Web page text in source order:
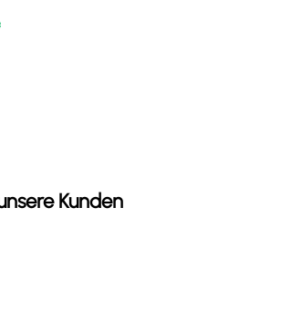
Kunden